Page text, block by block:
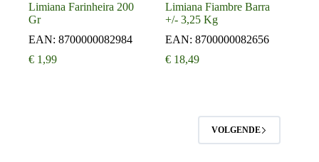
Limiana Farinheira 200
Gr
EAN: 8700000082984
€ 1,99
Limiana Fiambre Barra
+/- 3,25 Kg
EAN:8700000082656
€ 18,49
VOLGENDE